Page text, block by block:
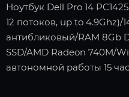
Ноутбук Dell Pro 14
12 потоков, up to 4.9Ghz)/
антибликовый/RAM 8Gb
SSD/AMD Radeon 740M/
автономной работы 15